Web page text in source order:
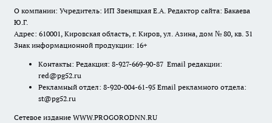
О компании: Учредитель: ИП Звеняцкая Е.А. Редактор сайта: Бакаева
Ю.Г.
Адрес: 610001, Кировская область, г. Киров, ул. Азина, дом № 80, кв. 31
Знак информационной продукции: 16+
Контакты: Редакция: 8-927-669-90-87 Email редакции:
red@pg52.ru
Рекламный отдел: 8-920-004-61-95 Email рекламного отдела:
st@pg52.ru
Сетевое издание WWW.PROGORODNN.RU